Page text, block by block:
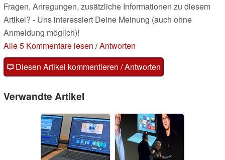
Fragen, Anregungen, zusätzliche Informationen zu diesem
Artikel? - Uns interessiert Deine Meinung (auch ohne
Anmeldung möglich)!
Alle 5 Kommentare lesen /Antworten
Diesen Artikel kommentieren / Antworten
Verwandte Artikel